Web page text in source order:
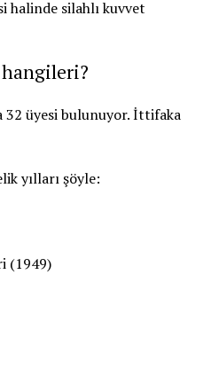
32 üyesi bulunuyor. İttifaka
yılları şöyle:
(1949)